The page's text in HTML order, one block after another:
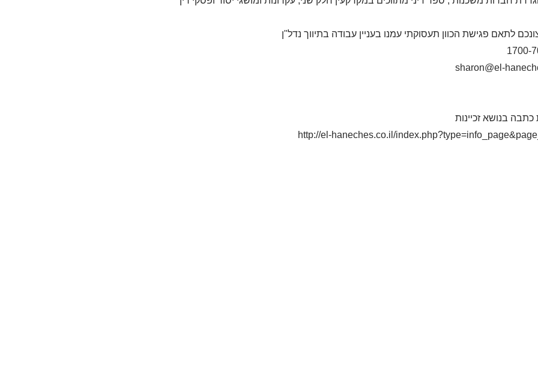
לתאם פגישת הכוון תעסוקתי עמנו בעניין עבודה בתיווך נדל"ן
1700-
sharon@el-
בנושא זכיינות
http://el-haneches.co.il/